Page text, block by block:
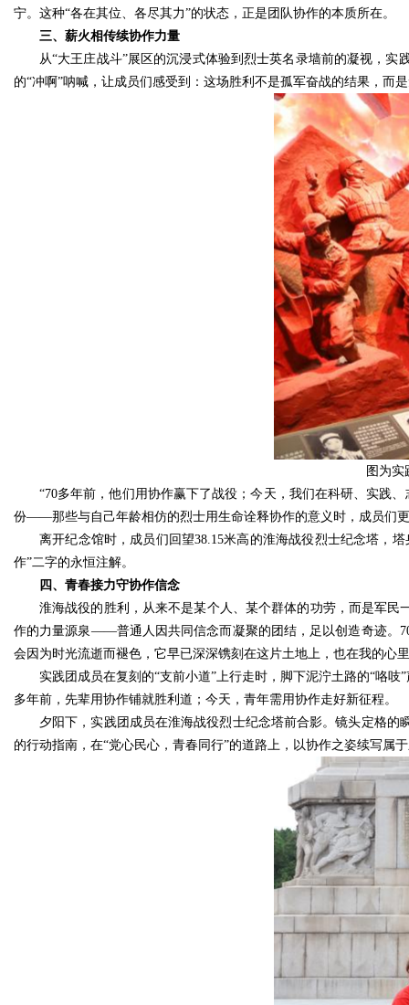
宁。这种“各在其位、各尽其力”的状态，正是团队协作的本质所在。
三、薪火相传续协作力量
从“大王庄战斗”展区的沉浸式体验到烈士英名录墙前的凝视，
的“冲啊”呐喊，让成员们感受到：这场胜利不是孤军奋战的结果，而
图为实
“70多年前，他们用协作赢下了战役；今天，我们在科研、实践
份——那些与自己年龄相仿的烈士用生命诠释协作的意义时，成员们
离开纪念馆时，成员们回望38.15米高的淮海战役烈士纪念塔，
作”二字的永恒注解。
四、青春接力守协作信念
淮海战役的胜利，从来不是某个人、某个群体的功劳，而是军
作的力量源泉——普通人因共同信念而凝聚的团结，足以创造奇迹。
会因为时光流逝而褪色，它早已深深镌刻在这片土地上，也在我的心
实践团成员在复刻的“支前小道”上行走时，脚下泥泞土路的“咯
多年前，先辈用协作铺就胜利道；今天，青年需用协作走好新征程。
夕阳下，实践团成员在淮海战役烈士纪念塔前合影。镜头定格
的行动指南，在“党心民心，青春同行”的道路上，以协作之姿续写属